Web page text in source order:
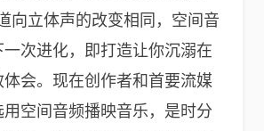
向立体声的改变相同，空间音
次进化，即打造让你沉溺在
会。现在创作者和首要流媒
空间音频播映音乐，是时分